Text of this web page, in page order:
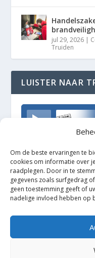
Om de beste ervaringen te
cookies om informatie over
raadplegen. Door in te
gegevens zoals surfgedrag
geen toestemming geeft of
nadelige invloed hebben op
jul 29, 2026 |
Truiden
LUISTER NAAR